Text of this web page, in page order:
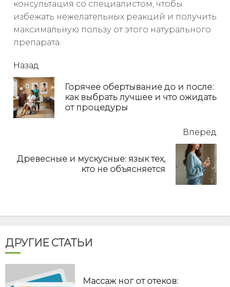
консультация со специалистом, чтобы
избежать нежелательных реакций и получить
максимальную пользу от этого натурального
препарата.
читать
еще
Назад
Горячее обертывание до и после:
как выбрать лучшее и что ожидать
от процедуры
Вперёд
Next
Древесные и мускусные: язык тех,
кто не объясняется
ДРУГИЕ СТАТЬИ
Массаж ног от отеков: